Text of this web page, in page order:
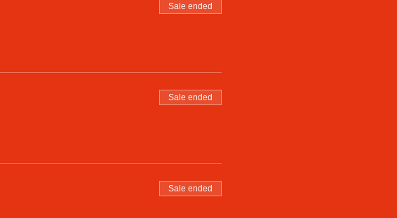
Sale ended
Sale ended
Sale ended